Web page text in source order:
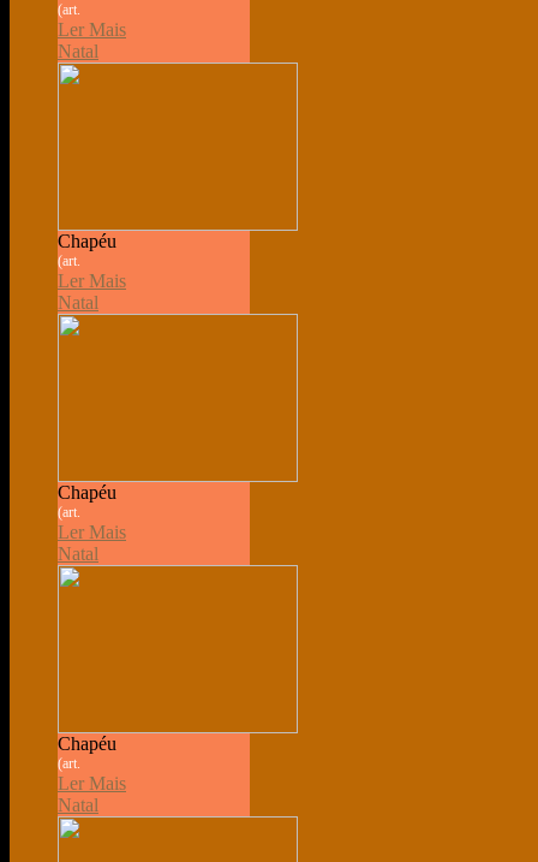
(art.
Ler Mais
Natal
Chapéu
(art.
Ler Mais
Natal
Chapéu
(art.
Ler Mais
Natal
Chapéu
(art.
Ler Mais
Natal